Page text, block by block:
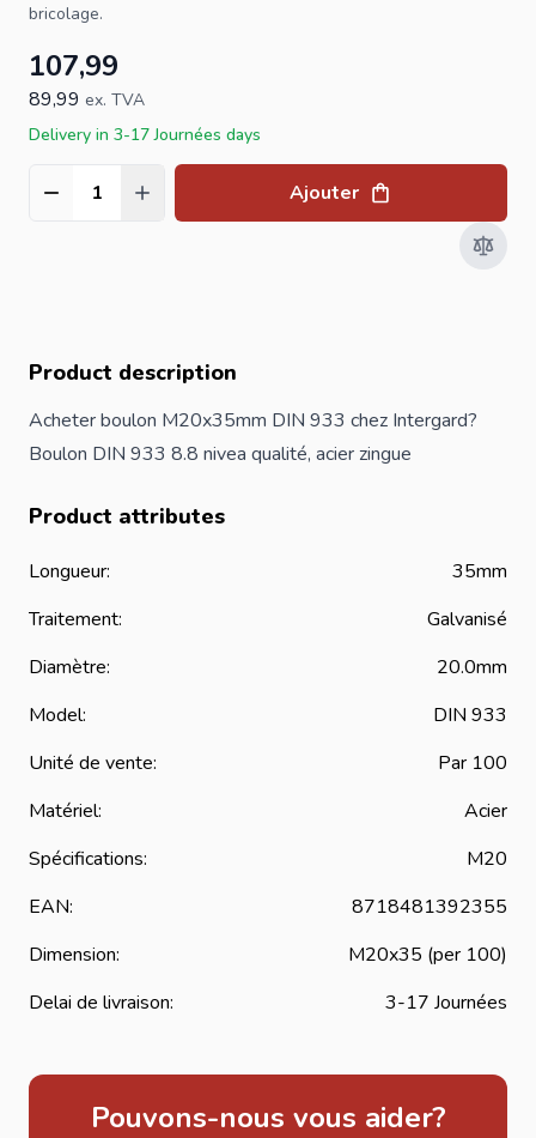
bricolage.
107,99
89,99 ex. TVA
Delivery in 3-17 Journées days
Quantité Ajouter
Product description
Acheter boulon M20x35mm DIN 933 chez Intergard?
Boulon DIN 933 8.8 nivea qualité, acier zingue
Product attributes
Longueur:
35mm
Traitement:
Galvanisé
Diamètre:
20.0mm
Model:
DIN 933
Unité de vente:
Par 100
Matériel:
Acier
Spécifications:
M20
EAN:
8718481392355
Dimension:
M20x35 (per 100)
Delai de livraison:
3-17 Journées
Pouvons-nous vous aider?